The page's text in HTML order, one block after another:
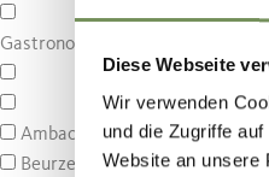
Diese Webseite
Wir verwenden
und die Zugriffe
Website an unsere
Gastronomie/Streekproducten
Ambachten/Traditie
Beurzen/Markten